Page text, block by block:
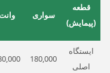
قطعه
(پیمایش)
سواری
ایستگاه
اصلی
180,000